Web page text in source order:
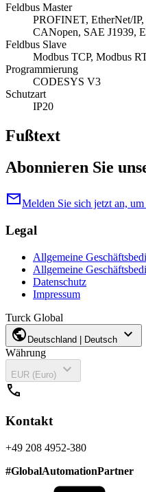
Feldbus Master
PROFINET, EtherNet/
CANopen, SAE J1939,
Feldbus Slave
Modbus TCP, Modbus
Programmierung
CODESYS V3
Schutzart
IP20
Fußtext
Abonnieren Sie
mailMelden Sie sich jetzt an,
Legal
Allgemeine
Allgemeine
Datenschutz
Impressum
Turck Global
public Deutschland | Deutsch expand_more
Währung
EUR (Euro)
expand_more
call
Kontakt
+49 208 4952-380
#GlobalAutomationPartner